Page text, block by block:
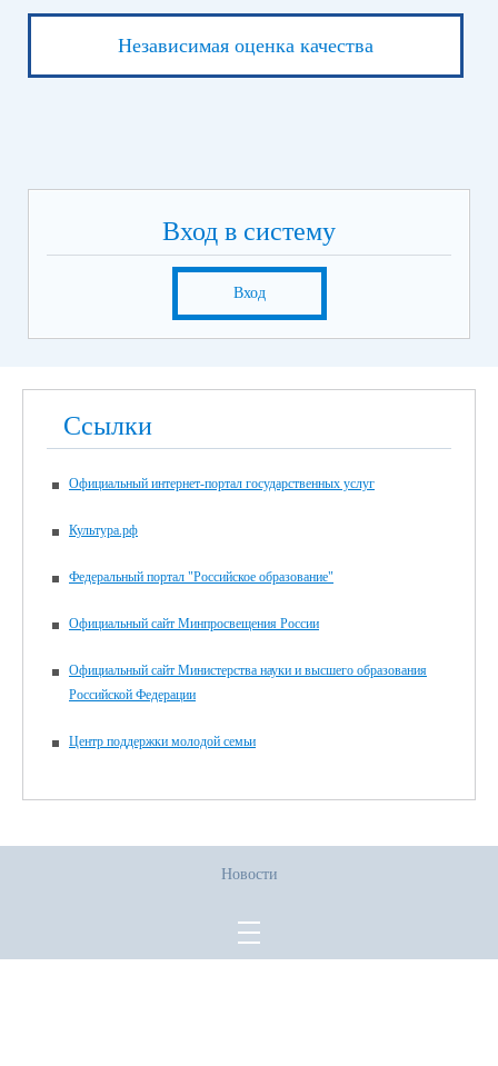
Независимая оценка качества
Вход в систему
Вход
Ссылки
Официальный интернет-портал государственных услуг
Культура.рф
Федеральный портал "Российское образование"
Официальный сайт Минпросвещения России
Официальный сайт Министерства науки и высшего образования
Российской Федерации
Центр поддержки молодой семьи
Новости